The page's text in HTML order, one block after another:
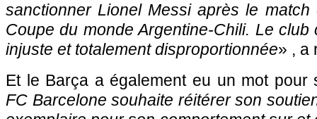
sanctionner Lionel Messi après le
Coupe du monde Argentine-Chili. Le
injuste et totalement disproportionnée» , a
Et le Barça a également eu un mot pour
FC Barcelone souhaite réitérer son